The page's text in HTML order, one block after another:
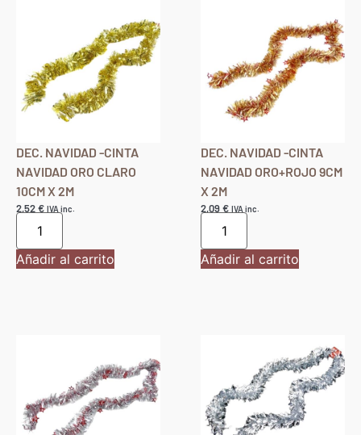
DEC. NAVIDAD -CINTA
NAVIDAD ORO CLARO
10CM X 2M
2,52€ IVA inc.
Añadir al carrito
DEC. NAVIDAD -CINTA
NAVIDAD ORO+ROJO 9CM
X 2M
2,09€ IVA inc.
Añadir al carrito